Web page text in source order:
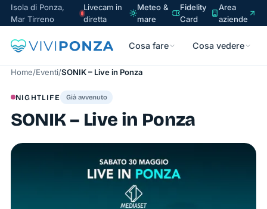
Isola di Ponza,
Mar Tirreno
Livecam in
diretta
Meteo &
mare
Fidelity
Card
Area
aziende
Cosa fare Cosa vedere
Home/Eventi/SONIK – Live in Ponza
NIGHTLIFE Già avvenuto
SONIK – Live in Ponza